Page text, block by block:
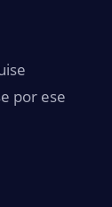
por ese